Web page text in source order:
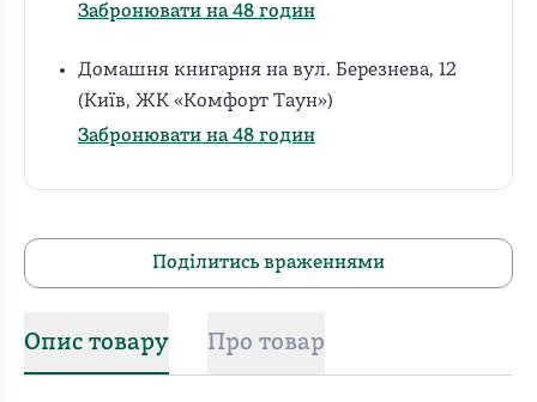
Забронювати на 48 годин
Домашня книгарня на вул. Березнева, 12
(Київ, ЖК «Комфорт Таун»)
Забронювати на 48 годин
Поділитись враженнями
Опис товару Про товар